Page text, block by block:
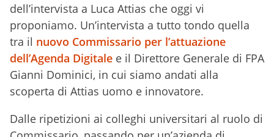
dell’intervista a Luca Attias che oggi vi
proponiamo. Un’intervista a tutto tondo quella
tra il nuovo Commissario per l’attuazione
dell’Agenda Digitale e il Direttore Generale di FPA
Gianni Dominici, in cui siamo andati alla
scoperta di Attias uomo e innovatore.
Dalle ripetizioni ai colleghi universitari al ruolo di